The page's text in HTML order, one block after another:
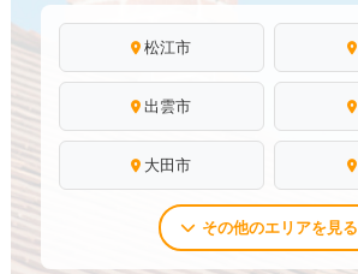
松江市
出雲市
大田市
その他のエリアを見る